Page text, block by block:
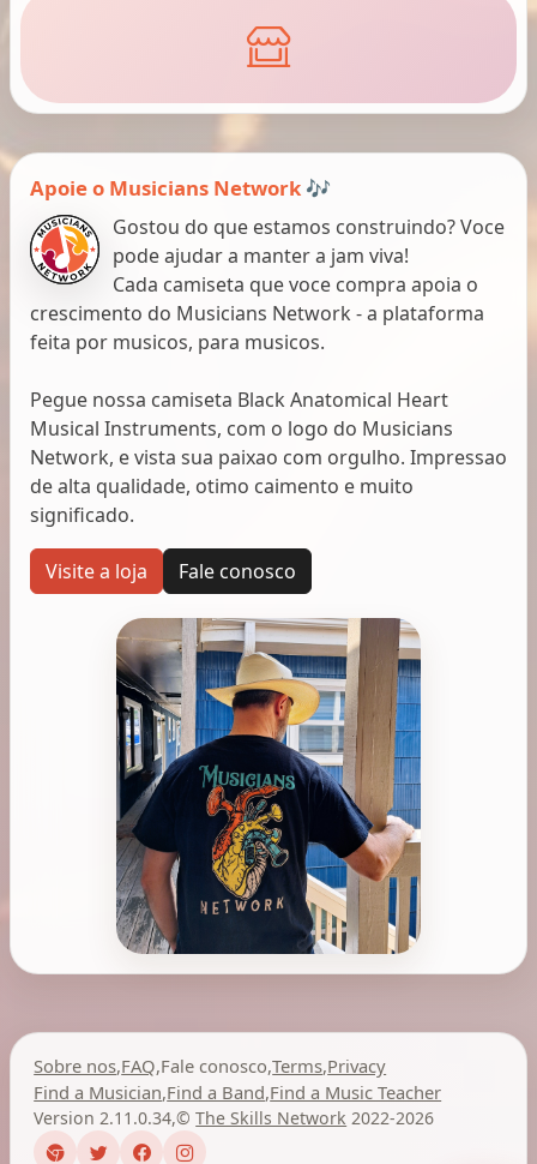
Apoie o Musicians Network 🎶
Gostou do que estamos construindo? Voce
pode ajudar a manter a jam viva!
Cada camiseta que voce compra apoia o
crescimento do Musicians Network - a plataforma
feita por musicos, para musicos.
Pegue nossa camiseta Black Anatomical Heart
Musical Instruments, com o logo do Musicians
Network, e vista sua paixao com orgulho. Impressao
de alta qualidade, otimo caimento e muito
significado.
Visite a loja Fale conosco
Sobre nos,FAQ,Fale conosco,Terms,Privacy
Find a Musician,Find a Band,Find a Music Teacher
Version 2.11.0.34,©The Skills Network 2022-2026